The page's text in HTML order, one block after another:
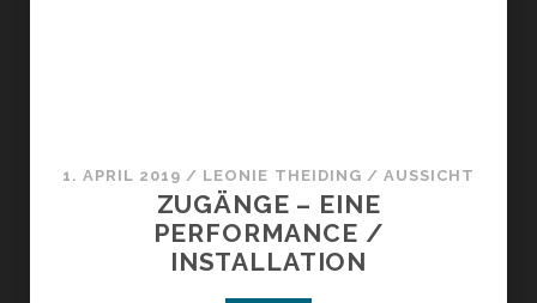
1. APRIL 2019 / LEONIE THEIDING /AUSSICHT
ZUGÄNGE – EINE
PERFORMANCE /
INSTALLATION